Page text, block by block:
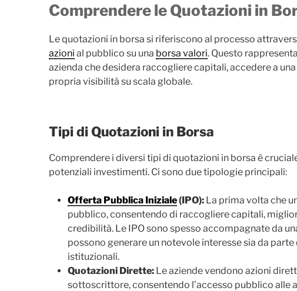
Comprendere le Quotazioni in
Le quotazioni in borsa si riferiscono al processo
azioni al pubblico su una borsa valori. Questo
azienda che desidera raccogliere capitali, accedere a
propria visibilità su scala globale.
Tipi di Quotazioni in Borsa
Comprendere i diversi tipi di quotazioni in borsa è
potenziali investimenti. Ci sono due tipologie principali:
Offerta Pubblica Iniziale(IPO): La prima volta che
pubblico, consentendo di raccogliere capitali,
credibilità. Le IPO sono spesso accompagnate da
possono generare un notevole interesse sia da
istituzionali.
Quotazioni Dirette: Le aziende vendono azioni
sottoscrittore, consentendo l’accesso pubblico alle